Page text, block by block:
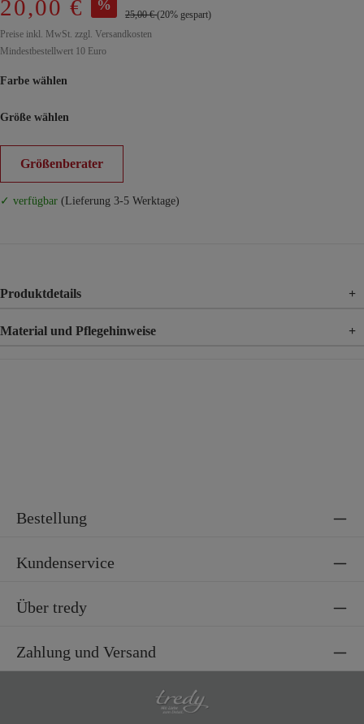
20,00 € %
25,00 €(20% gespart)
Preise inkl. MwSt. zzgl. Versandkosten
Mindestbestellwert 10 Euro
Farbe wählen
Größe wählen
Größenberater
✓ verfügbar (Lieferung 3-5 Werktage)
Produktdetails +
Material und Pflegehinweise +
Bestellung
Kundenservice
Über tredy
Zahlung und Versand